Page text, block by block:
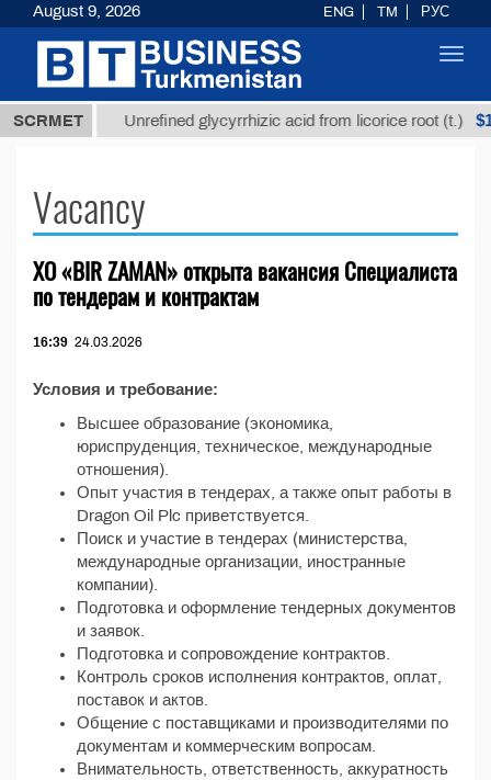
SCRMET
ТМТ Unrefined glycyrrhizic acid from licorice root (t.)
Vacancy
ХО «BIR ZAMAN» открыта вакансия Специалиста
по тендерам и контрактам
16:39 24.03.2026
Условия и требование:
Высшее образование (экономика,
юриспруденция, техническое, международные
отношения).
Опыт участия в тендерах, а также опыт работы в
Dragon Oil Plc приветствуется.
Поиск и участие в тендерах (министерства,
международные организации, иностранные
компании).
Подготовка и оформление тендерных документов
и заявок.
Подготовка и сопровождение контрактов.
Контроль сроков исполнения контрактов, оплат,
поставок и актов.
Общение с поставщиками и производителями по
документам и коммерческим вопросам.
Внимательность, ответственность, аккуратность
August 9, 2026 ENG TM РУС